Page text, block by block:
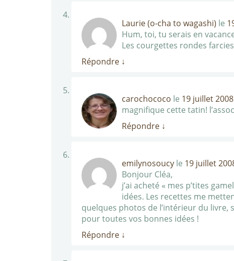
Laurie (o-cha to wagashi) le
Hum, toi, tu serais en
Les courgettes rondes
Répondre ↓
carochococo le 19 juillet
magnifique cette tatin!
Répondre ↓
emilynosoucy le 19 juillet
Bonjour Cléa,
j’ai acheté « mes p’tites
idées. Les recettes me
quelques photos de l’intérieur du livre,
pour toutes vos bonnes idées !
Répondre ↓